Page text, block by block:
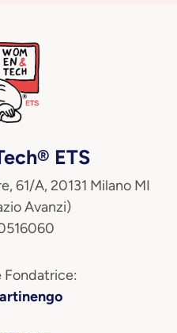
ETS
61/A, 20131 Milano MI
Avanzi)
Fondatrice: